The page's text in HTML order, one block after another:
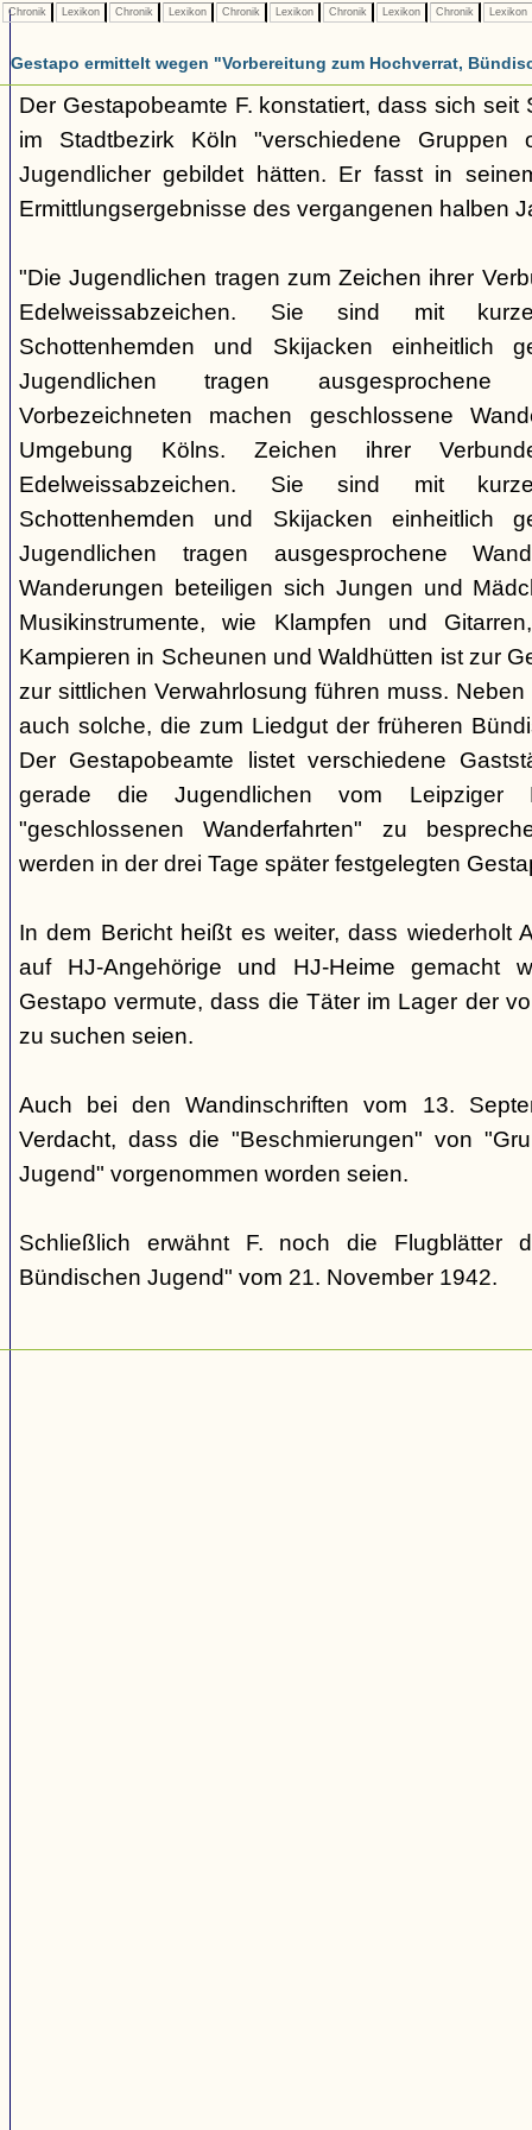
Chronik Lexikon Chronik Lexikon Chronik Lexikon Chronik Lexikon Chronik Lexikon
Gestapo ermittelt wegen "Vorbereitung zum Hochverrat,
Der Gestapobeamte F. konstatiert, dass sich seit
im Stadtbezirk Köln "verschiedene Gruppen
Jugendlicher gebildet hätten. Er fasst in
Ermittlungsergebnisse des vergangenen halben
"Die Jugendlichen tragen zum Zeichen ihrer
Edelweissabzeichen. Sie sind mit
Schottenhemden und Skijacken einheitlich
Jugendlichen tragen ausgesprochene
Vorbezeichneten machen geschlossene
Umgebung Kölns. Zeichen ihrer
Edelweissabzeichen. Sie sind mit
Schottenhemden und Skijacken einheitlich
Jugendlichen tragen ausgesprochene
Wanderungen beteiligen sich Jungen und
Musikinstrumente, wie Klampfen und
Kampieren in Scheunen und Waldhütten ist zur
zur sittlichen Verwahrlosung führen muss.
auch solche, die zum Liedgut der früheren
Der Gestapobeamte listet verschiedene
gerade die Jugendlichen vom
"geschlossenen Wanderfahrten" zu
werden in der drei Tage später festgelegten
In dem Bericht heißt es weiter, dass wiederholt
auf HJ-Angehörige und HJ-Heime gemacht
Gestapo vermute, dass die Täter im Lager der
zu suchen seien.
Auch bei den Wandinschriften vom 13.
Verdacht, dass die "Beschmierungen" von
Jugend" vorgenommen worden seien.
Schließlich erwähnt F. noch die Flugblätter
Bündischen Jugend" vom 21. November 1942.